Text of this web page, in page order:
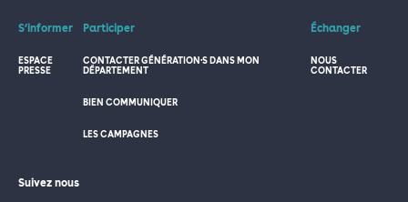
S’informer
ESPACE
PRESSE
Participer
CONTACTER GÉNÉRATION·S DANS MON
DÉPARTEMENT
BIEN COMMUNIQUER
LES CAMPAGNES
Échanger
NOUS
CONTACTER
Suivez nous